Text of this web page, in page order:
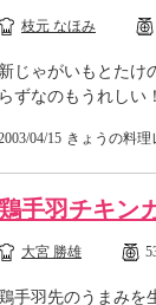
枝元 なほみ
新じゃがいもとたけ
らずなのもうれしい！
04/15 きょうの料理
手羽チキン
大宮 勝雄
手羽先のうまみを